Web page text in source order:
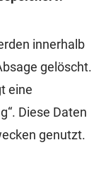
innerhalb
gelöscht.
eine
Diese Daten
genutzt.